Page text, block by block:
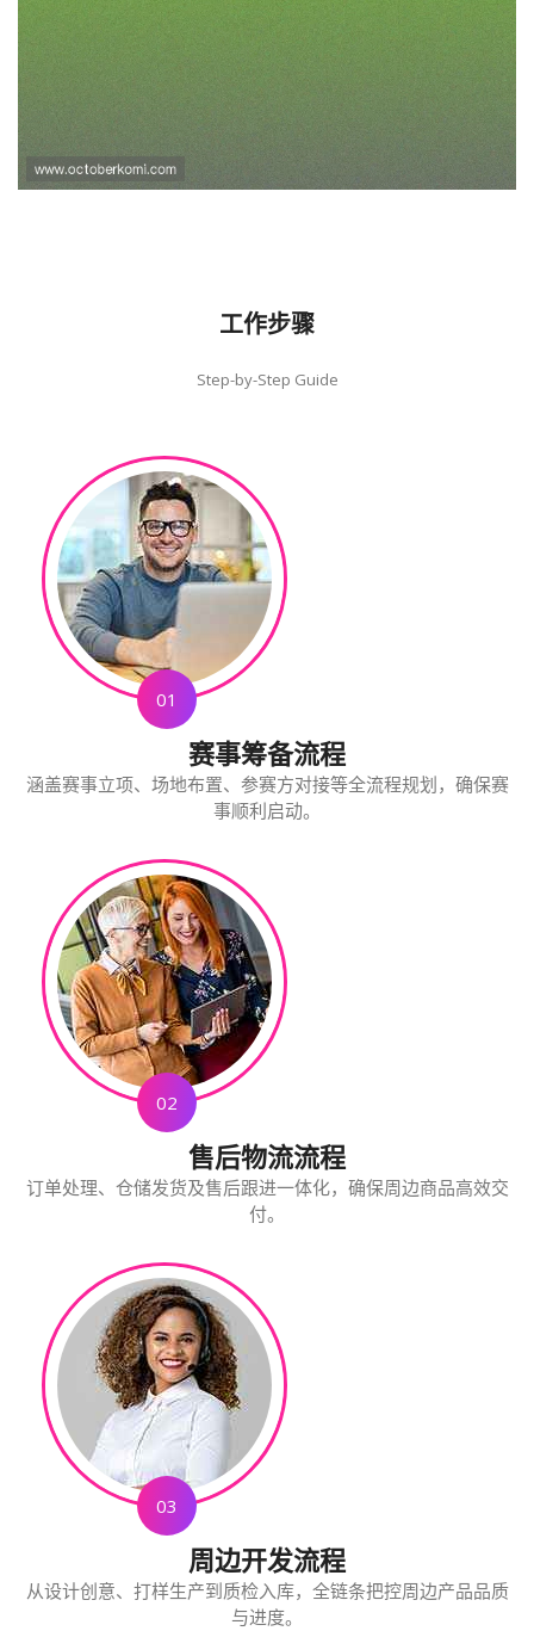
袋鼠直播真人手机版高清画质体验，
带来沉浸式的视觉享受
工作步骤
Step-by-Step Guide
01
赛事筹备流程
涵盖赛事立项、场地布置、参赛方对接等全流程规划，确保赛
事顺利启动。
02
售后物流流程
订单处理、仓储发货及售后跟进一体化，确保周边商品高效交
付。
03
周边开发流程
从设计创意、打样生产到质检入库，全链条把控周边产品品质
与进度。